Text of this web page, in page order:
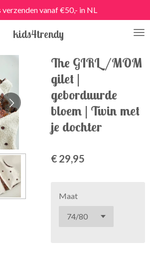
kids4trendy
vanaf €50,- in NL
The GIRL/MOM
gilet |
geborduurde
bloem | Twin met
je dochter
€ 29,95
Maat